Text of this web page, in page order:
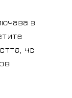
в
че